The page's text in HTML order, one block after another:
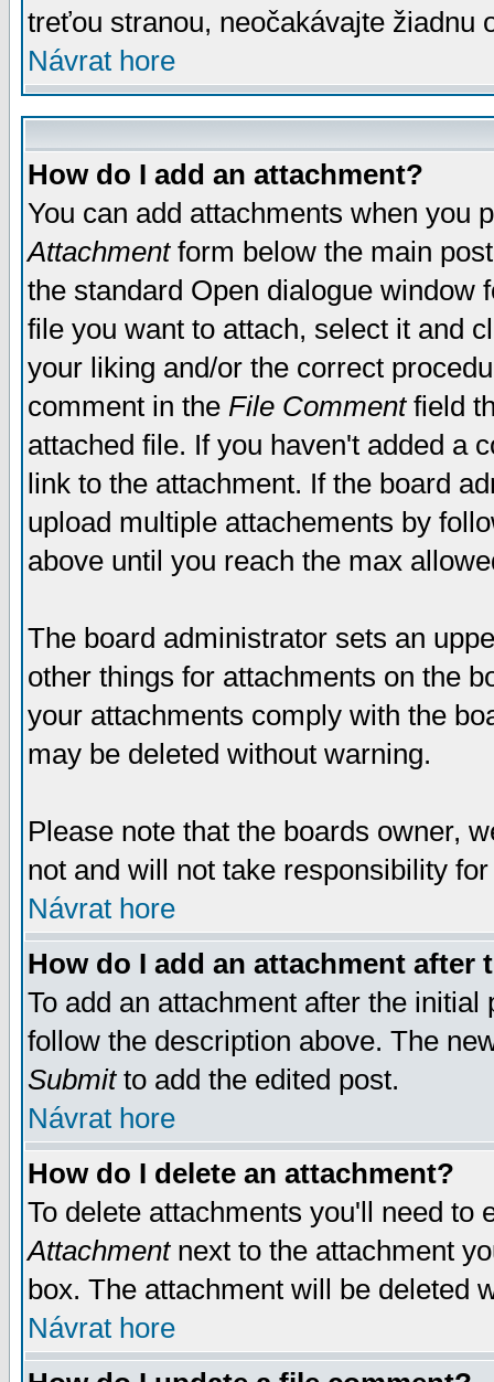
treťou stranou, neočakávajte žiadnu
Návrat hore
How do I add an attachment?
You can add attachments when you
Attachmentform below the main
the standard Open dialogue window
file you want to attach, select it and
your liking and/or the correct
comment in the File Commentfield
attached file. If you haven't added a
link to the attachment. If the board
upload multiple attachements by
above until you reach the max
The board administrator sets an
other things for attachments on the
your attachments comply with the
may be deleted without warning.
Please note that the boards owner,
not and will not take responsibility
Návrat hore
How do I add an attachment after
To add an attachment after the
follow the description above. The
Submitto add the edited post.
Návrat hore
How do I delete an attachment?
To delete attachments you'll need
Attachmentnext to the attachment
box. The attachment will be deleted
Návrat hore